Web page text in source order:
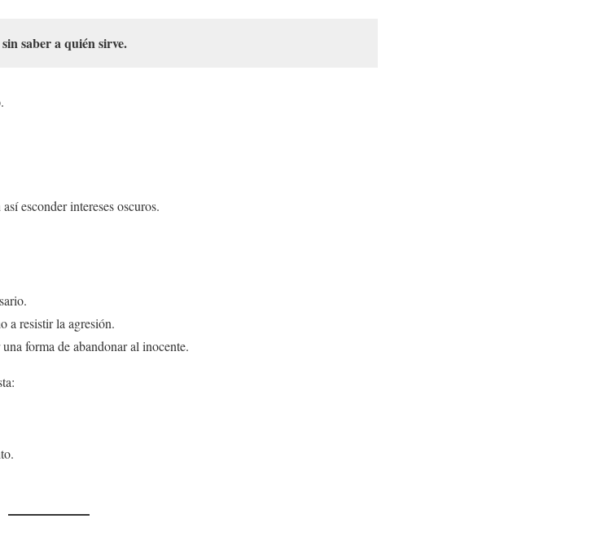
saber a quién sirve.
esconder intereses oscuros.
a resistir la agresión.
forma de abandonar al inocente.